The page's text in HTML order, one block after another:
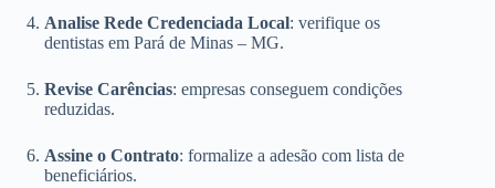
Analise Rede Credenciada Local: verifique os
dentistas em Pará de Minas – MG.
Revise Carências: empresas conseguem condições
reduzidas.
Assine o Contrato: formalize a adesão com lista de
beneficiários.